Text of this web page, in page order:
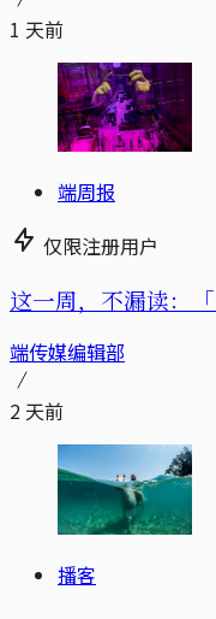
1 天前
端周报
仅限注册用户
这一周，不漏读：
端传媒编辑部
2 天前
播客